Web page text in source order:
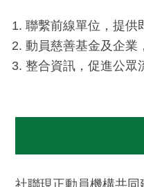
聯繫前線單位，提供
動員慈善基金及企業
整合資訊，促進公眾